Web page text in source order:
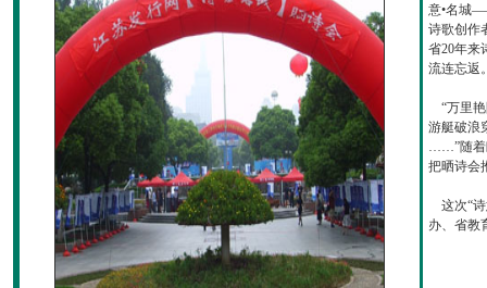
意•名城
诗歌创作
省20年来
流连忘返
“万里艳
游艇破浪
……”随着
把晒诗会
这次“诗
办、省教